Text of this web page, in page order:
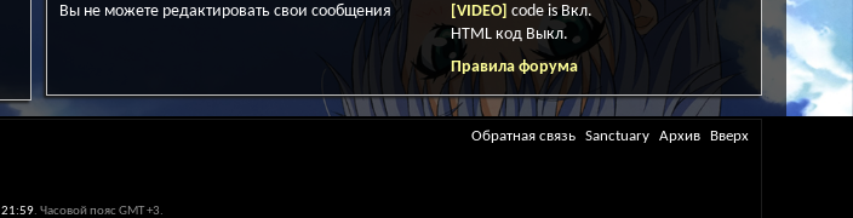
Вы не можетередактировать свои сообщения
[VIDEO] code isВкл.
HTML код Выкл.
Правила форума
Обратная связь Sanctuary Архив Вверх
21:59. Часовой пояс GMT +3.